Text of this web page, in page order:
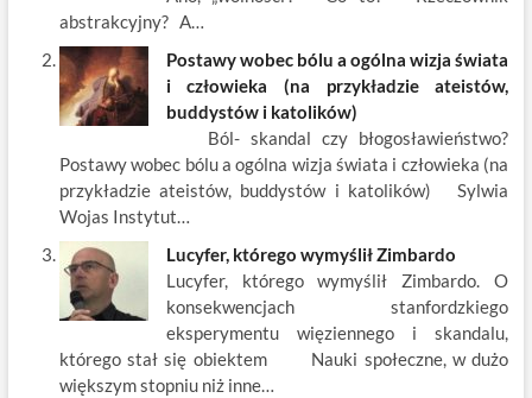
o
k
abstrakcyjny? A…
Postawy wobec bólu a ogólna wizja świata
i człowieka (na przykładzie ateistów,
buddystów i katolików)
Ból- skandal czy błogosławieństwo?
Postawy wobec bólu a ogólna wizja świata i człowieka (na
przykładzie ateistów, buddystów i katolików) Sylwia
Wojas Instytut…
Lucyfer, którego wymyślił Zimbardo
Lucyfer, którego wymyślił Zimbardo. O
konsekwencjach stanfordzkiego
eksperymentu więziennego i skandalu,
którego stał się obiektem Nauki społeczne, w dużo
większym stopniu niż inne…